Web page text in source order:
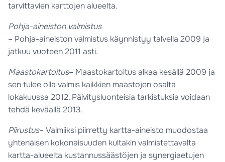
tarvittavien karttojen alueelta.
Pohja-aineiston valmistus
– Pohja-aineiston valmistus käynnistyy talvella 2009 ja
jatkuu vuoteen 2011 asti.
Maastokartoitus– Maastokartoitus alkaa kesällä 2009 ja
sen tulee olla valmis kaikkien maastojen osalta
lokakuussa 2012. Päivitysluonteisia tarkistuksia voidaan
tehdä keväällä 2013.
Piirustus– Valmiiksi piirretty kartta-aineisto muodostaa
yhtenäisen kokonaisuuden kultakin valmistettavalta
kartta-alueelta kustannussäästöjen ja synergiaetujen